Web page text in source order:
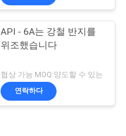
API - 6A는 강철 반지를
위조했습니다
협상 가능 MOQ:양도할 수 있는
연락하다